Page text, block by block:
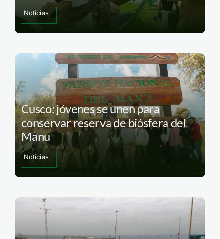
Noticias
Cusco: jóvenes se unen para
conservar reserva de biósfera del
Manu
Noticias